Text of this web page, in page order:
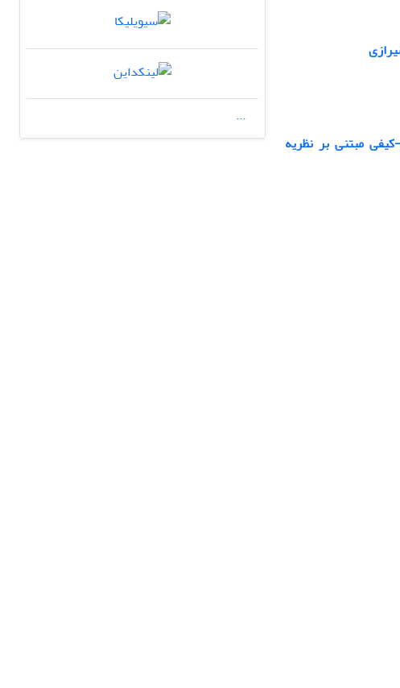
مبتنی بر نظریه
...